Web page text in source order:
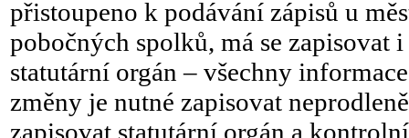
přistoupeno k podávání zápisů u
pobočných spolků, má se zapisovat
statutární orgán – všechny
změny je nutné zapisovat
zapisovat statutární orgán a